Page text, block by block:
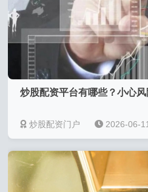
炒股配资平台有哪些？小心
炒股配资门户 2026-06-